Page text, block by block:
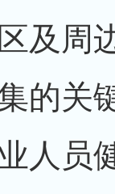
及周
的关
人员